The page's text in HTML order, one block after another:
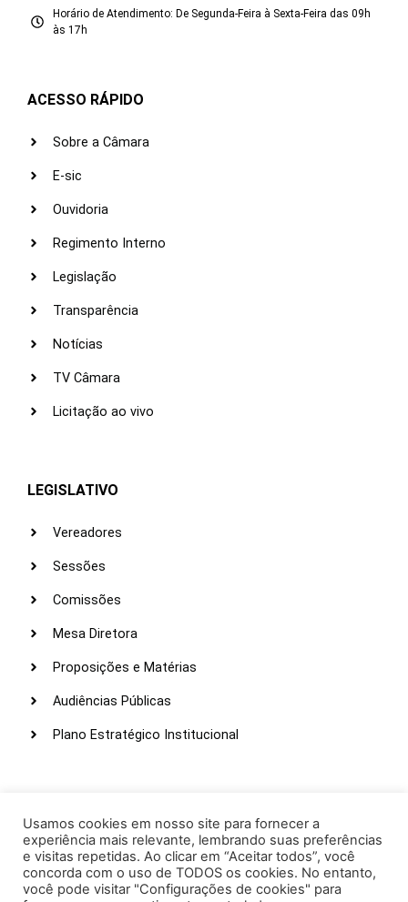
Horário de Atendimento: De Segunda-Feira à Sexta-Feira das 09h
às 17h
ACESSO RÁPIDO
Sobre a Câmara
E-sic
Ouvidoria
Regimento Interno
Legislação
Transparência
Notícias
TV Câmara
Licitação ao vivo
LEGISLATIVO
Vereadores
Sessões
Comissões
Mesa Diretora
Proposições e Matérias
Audiências Públicas
Plano Estratégico Institucional
Webmail
Intranet
Administração
Usamos cookies em nosso site para fornecer a
experiência mais relevante, lembrando suas preferências
e visitas repetidas. Ao clicar em “Aceitar todos”, você
concorda com o uso de TODOS os cookies. No entanto,
você pode visitar "Configurações de cookies" para